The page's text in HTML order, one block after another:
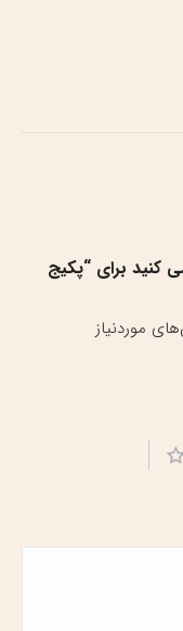
کنید برای “پکیج
موردنیاز